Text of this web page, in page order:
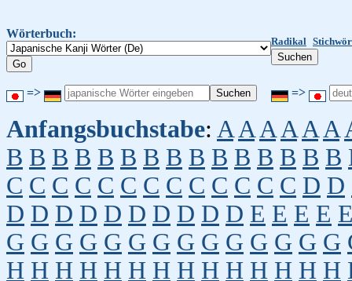
Wörterbuch:
Radikal
=> =>
Anfangsbuchstabe: A A A A A A
B B B B B B B B B B B B B B B
C C C C C C C C C C C C C D D
D D D D D D D D D D E E E E
G G G G G G G G G G G G G G
H H H H H H H H H H H H H H